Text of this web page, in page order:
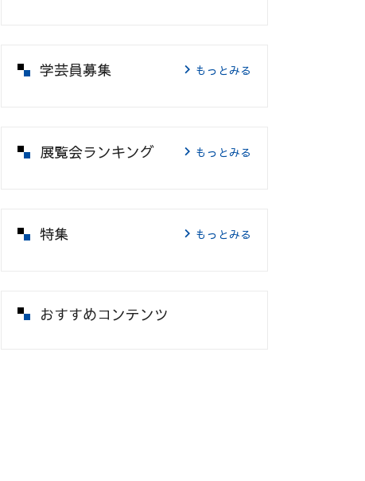
学芸員募集 もっとみる
展覧会ランキング もっとみる
特集 もっとみる
おすすめコンテンツ